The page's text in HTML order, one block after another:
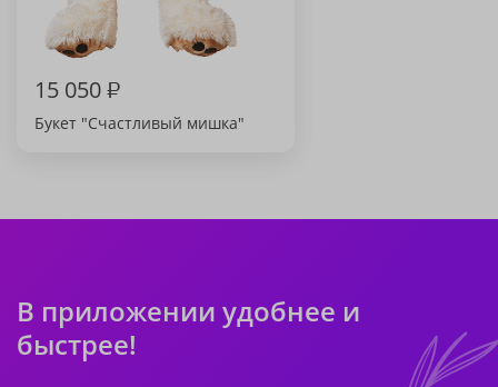
15 050₽
Букет "Счастливый мишка"
В приложении удобнее и
быстрее!